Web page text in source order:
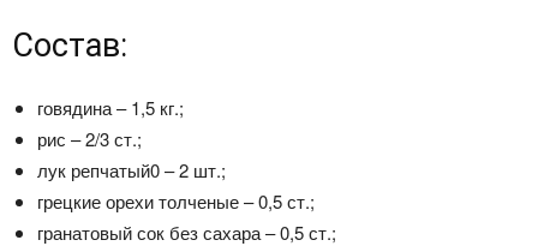
Состав:
говядина – 1,5 кг.;
рис – 2/3 ст.;
лук репчатый0 – 2 шт.;
грецкие орехи толченые – 0,5 ст.;
гранатовый сок без сахара – 0,5 ст.;